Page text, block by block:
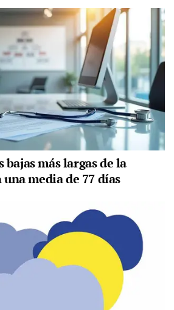
más largas de la
media de 77 días